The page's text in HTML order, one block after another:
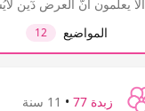
الا يعلمون انّ العرض دٓين
المواضيع
12
زبدة 77 • 11 سنة